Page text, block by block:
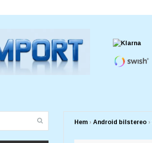
Hem › Android bilstereo ›